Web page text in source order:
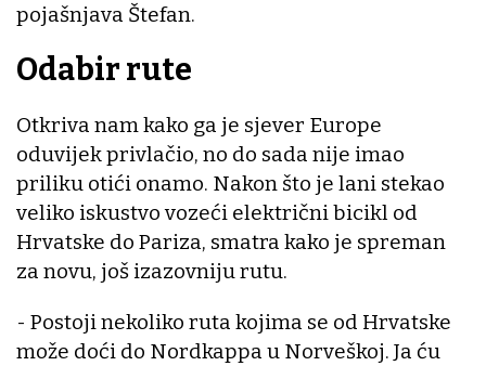
pojašnjava Štefan.
Odabir rute
Otkriva nam kako ga je sjever Europe
oduvijek privlačio, no do sada nije imao
priliku otići onamo. Nakon što je lani stekao
veliko iskustvo vozeći električni bicikl od
Hrvatske do Pariza, smatra kako je spreman
za novu, još izazovniju rutu.
- Postoji nekoliko ruta kojima se od Hrvatske
može doći do Nordkappa u Norveškoj. Ja ću